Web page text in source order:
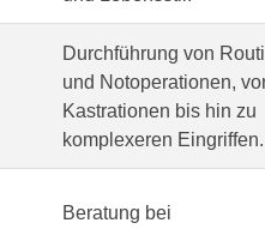
Durchführung von
und Notoperationen,
Kastrationen bis hin zu
komplexeren Eingriffen.
Beratung bei